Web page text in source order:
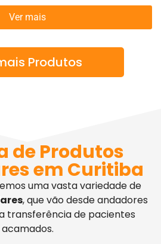
Ver mais
Produtos
de Produtos
em Curitiba
uma vasta variedade de
, que vão desde andadores
transferência de pacientes
acamados.